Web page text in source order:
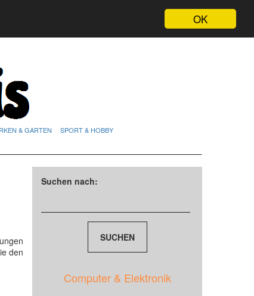
OK
& GARTEN SPORT & HOBBY
den
Suchen nach:
Computer & Elektronik